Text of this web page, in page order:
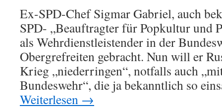
Ex-SPD-Chef Sigmar Gabriel, auch
SPD- „Beauftragter für Popkultur und
als Wehrdienstleistender in der
Obergrefreiten gebracht. Nun will er
Krieg „niederringen“, notfalls auch
Bundeswehr“, die ja bekanntlich so
Weiterlesen →